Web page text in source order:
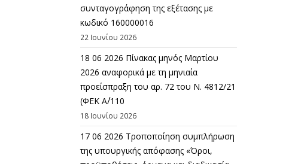
συνταγογράφηση της εξέτασης με
κωδικό 160000016
22 Ιουνίου 2026
18 06 2026 Πίνακας μηνός Μαρτίου
2026 αναφορικά με τη μηνιαία
προείσπραξη του αρ. 72 του Ν. 4812/21
(ΦΕΚ Α΄/110
18 Ιουνίου 2026
17 06 2026 Τροποποίηση συμπλήρωση
της υπουργικής απόφασης «Όροι,